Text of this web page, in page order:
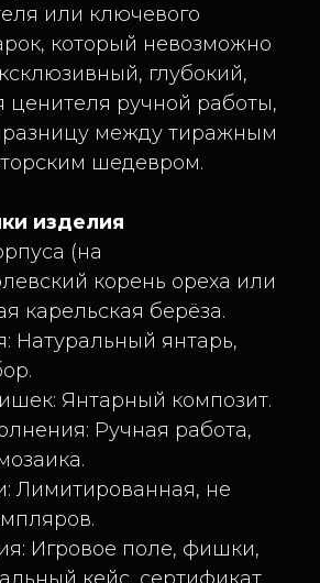
или ключевого
который невозможно
глубокий,
ценителя ручной работы,
между тиражным
шедевром.
изделия
(на
корень ореха или
карельская берёза.
Натуральный янтарь,
Янтарный композит.
Ручная работа,
Лимитированная, не
Игровое поле, фишки,